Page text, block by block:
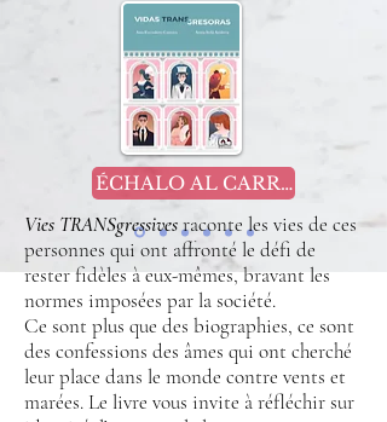
ÉCHALO AL CARRITO
Vies TRANSgressivesraconte les vies de ces
personnes qui ont affronté le défi de
rester fidèles à eux-mêmes, bravant les
normes imposées par la société.
Ce sont plus que des biographies, ce sont
des confessions des âmes qui ont cherché
leur place dans le monde contre vents et
marées. Le livre vous invite à réfléchir sur